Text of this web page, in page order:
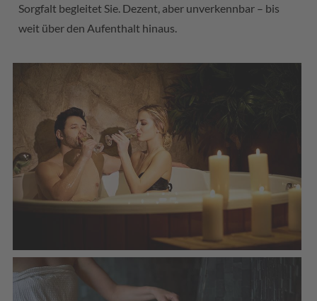
Sorgfalt begleitet Sie. Dezent, aber unverkennbar – bis
weit über den Aufenthalt hinaus.